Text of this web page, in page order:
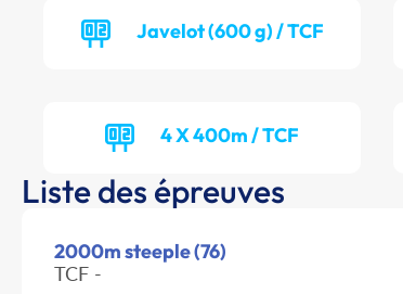
Javelot (600 g) / TCF
4 X 400m / TCF
Liste des épreuves
2000m steeple (76)
TCF -